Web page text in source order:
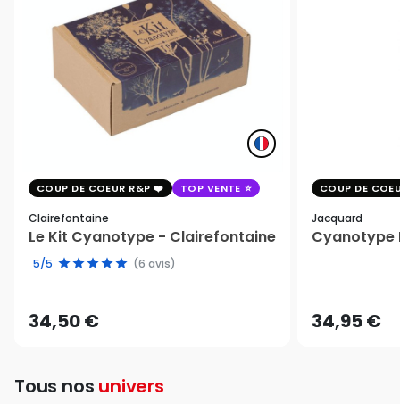
COUP DE COEUR R&P TOP VENTE
Clairefontaine
Le Kit Cyanotype - Clairefontaine
5/5 (6 avis)
34,50 €
COUP DE
Jacquard
Cyanotype
34,95 €
Tous nos univers